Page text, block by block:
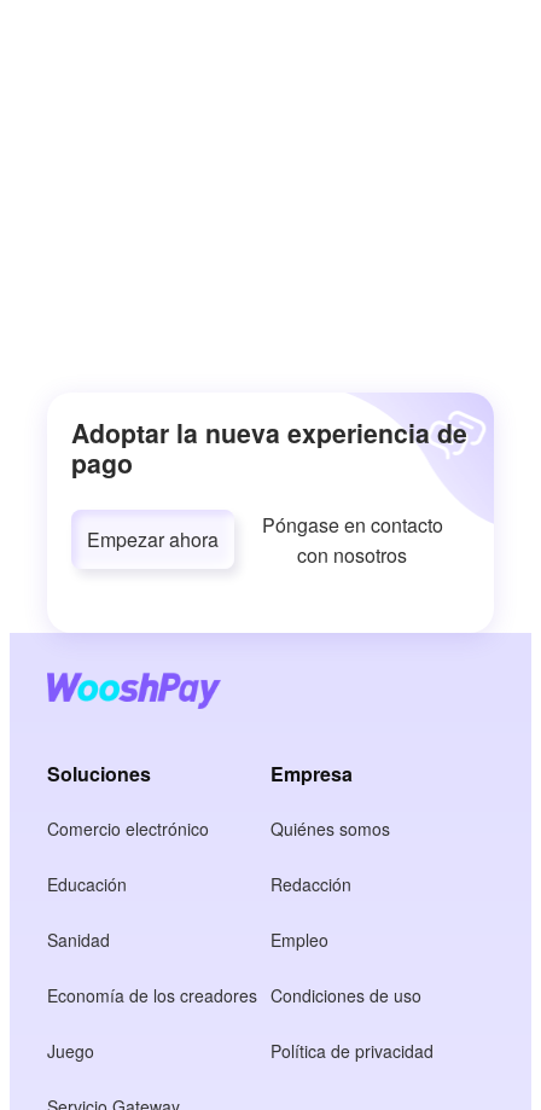
Adoptar la nueva experiencia de
pago
Empezar ahora
Póngase en contacto
con nosotros
Soluciones
Comercio electrónico
Educación
Sanidad
Economía de los creadores
Juego
Empresa
Quiénes somos
Redacción
Empleo
Condiciones de uso
Política de privacidad